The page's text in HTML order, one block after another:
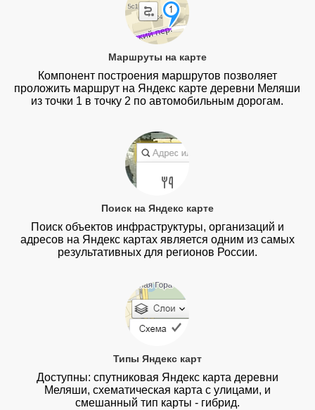
Маршруты на карте
Компонент построения маршрутов позволяет
проложить маршрут на Яндекс карте деревни Меляши
из точки 1 в точку 2 по автомобильным дорогам.
Поиск на Яндекс карте
Поиск объектов инфраструктуры, организаций и
адресов на Яндекс картах является одним из самых
результативных для регионов России.
Типы Яндекс карт
Доступны: спутниковая Яндекс карта деревни
Меляши, схематическая карта с улицами, и
смешанный тип карты - гибрид.